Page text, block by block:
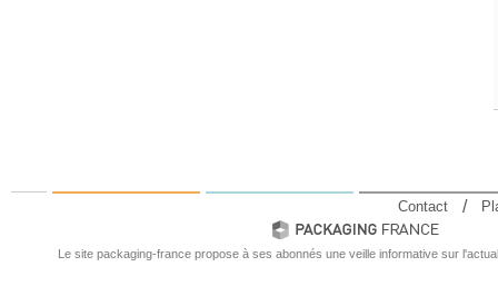
Le site packaging-france propose à ses abonnés une veille informative sur
Contact